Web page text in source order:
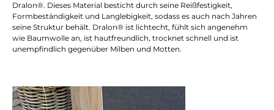
Dralon®. Dieses Material besticht durch seine Reißfestigkeit,
Formbeständigkeit und Langlebigkeit, sodass es auch nach Jahren
seine Struktur behält. Dralon® ist lichtecht, fühlt sich angenehm
wie Baumwolle an, ist hautfreundlich, trocknet schnell und ist
unempfindlich gegenüber Milben und Motten.